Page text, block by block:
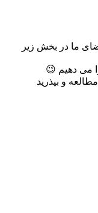
ما در بخش زیر
می دهیم 😉
و بپذرید